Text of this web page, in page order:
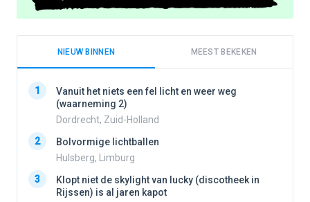
NIEUW BINNEN MEEST BEKEKEN
1
Vanuit het niets een fel licht en weer weg
(waarneming 2)
Dordrecht, Zuid-Holland
2
Bolvormige lichtballen
Hulsberg, Limburg
3
Klopt niet de skylight van lucky (discotheek in
Rijssen) is al jaren kapot